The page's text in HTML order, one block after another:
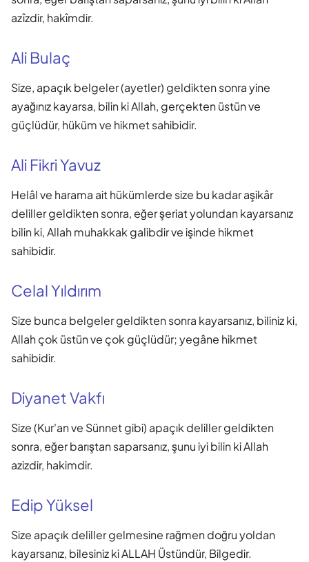
azîzdir, hakîmdir.
Ali Bulaç
Size, apaçık belgeler (ayetler) geldikten sonra yine
ayağınız kayarsa, bilin ki Allah, gerçekten üstün ve
güçlüdür, hüküm ve hikmet sahibidir.
Ali Fikri Yavuz
Helâl ve harama ait hükümlerde size bu kadar aşikâr
deliller geldikten sonra, eğer şeriat yolundan kayarsanız
bilin ki, Allah muhakkak galibdir ve işinde hikmet
sahibidir.
Celal Yıldırım
Size bunca belgeler geldikten sonra kayarsanız, biliniz ki,
Allah çok üstün ve çok güçlüdür; yegâne hikmet
sahibidir.
Diyanet Vakfı
Size (Kur'an ve Sünnet gibi) apaçık deliller geldikten
sonra, eğer barıştan saparsanız, şunu iyi bilin ki Allah
azizdir, hakimdir.
Edip Yüksel
Size apaçık deliller gelmesine rağmen doğru yoldan
kayarsanız, bilesiniz ki ALLAH Üstündür, Bilgedir.